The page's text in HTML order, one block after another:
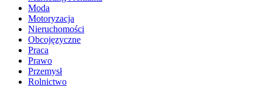
Moda
Motoryzacja
Nieruchomości
Obcojęzyczne
Praca
Prawo
Przemysł
Rolnictwo